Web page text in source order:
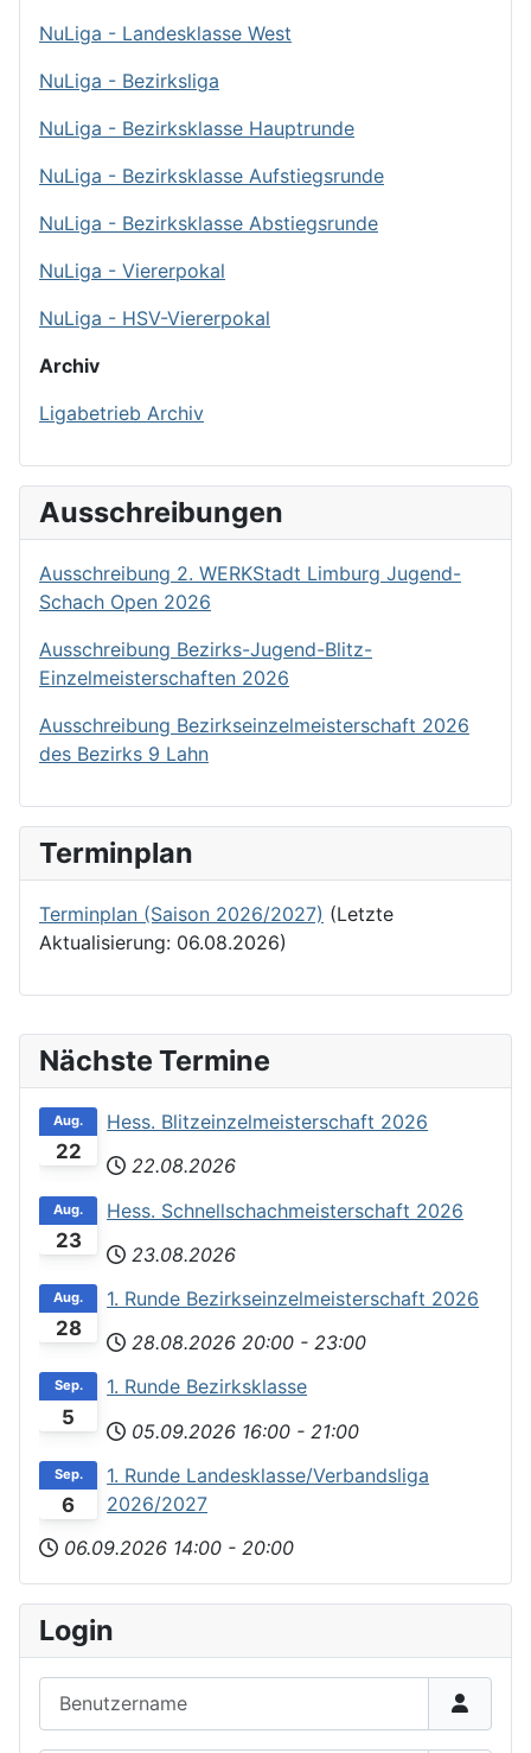
Nächste Termine
22
Aug.
Hess. Blitzeinzelmeisterschaft 2026
22.08.2026
23
Aug.
Hess. Schnellschachmeisterschaft 2026
23.08.2026
28
Aug.
1. Runde Bezirkseinzelmeisterschaft 2026
28.08.2026 20:00 - 23:00
5
Sep.
1. Runde Bezirksklasse
05.09.2026 16:00 - 21:00
6
Sep.
1. Runde Landesklasse/Verbandsliga
2026/2027
06.09.2026 14:00 - 20:00
Login
NuLiga - Landesklasse West
NuLiga - Bezirksliga
NuLiga - Bezirksklasse Hauptrunde
NuLiga - Bezirksklasse Aufstiegsrunde
NuLiga - Bezirksklasse Abstiegsrunde
NuLiga - Viererpokal
NuLiga - HSV-Viererpokal
Archiv
Ligabetrieb Archiv
Ausschreibungen
Ausschreibung 2. WERKStadt Limburg Jugend-
Schach Open 2026
Ausschreibung Bezirks-Jugend-Blitz-
Einzelmeisterschaften 2026
Ausschreibung Bezirkseinzelmeisterschaft 2026
des Bezirks 9 Lahn
Terminplan
Terminplan (Saison 2026/2027) (Letzte
Aktualisierung: 06.08.2026)